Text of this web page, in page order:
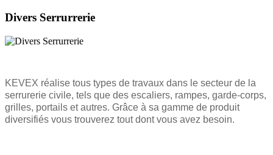
Divers Serrurrerie
KEVEX réalise tous types de travaux dans le secteur de la
serrurerie civile, tels que des escaliers, rampes, garde-corps,
grilles, portails et autres. Grâce à sa gamme de produit
diversifiés vous trouverez tout dont vous avez besoin.